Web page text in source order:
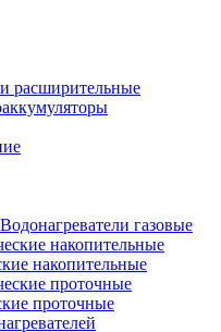
расширительные
Водонагреватели газовые
накопительные
проточные